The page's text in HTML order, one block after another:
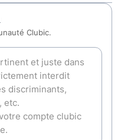
Clubic.